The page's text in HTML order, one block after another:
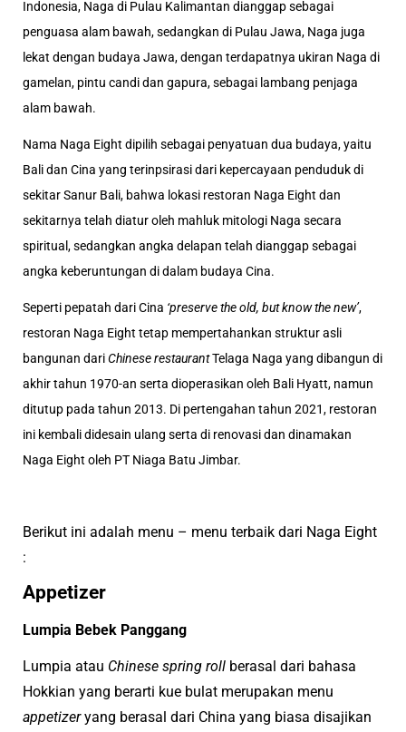
Indonesia, Naga di Pulau Kalimantan dianggap sebagai
penguasa alam bawah, sedangkan di Pulau Jawa, Naga juga
lekat dengan budaya Jawa, dengan terdapatnya ukiran Naga di
gamelan, pintu candi dan gapura, sebagai lambang penjaga
alam bawah.
Nama Naga Eight dipilih sebagai penyatuan dua budaya, yaitu
Bali dan Cina yang terinpsirasi dari kepercayaan penduduk di
sekitar Sanur Bali, bahwa lokasi restoran Naga Eight dan
sekitarnya telah diatur oleh mahluk mitologi Naga secara
spiritual, sedangkan angka delapan telah dianggap sebagai
angka keberuntungan di dalam budaya Cina.
Seperti pepatah dari Cina ‘preserve the old, but know the new’,
restoran Naga Eight tetap mempertahankan struktur asli
bangunan dariChinese restaurantTelaga Naga yang dibangun di
akhir tahun 1970-an serta dioperasikan oleh Bali Hyatt, namun
ditutup pada tahun 2013. Di pertengahan tahun 2021, restoran
ini kembali didesain ulang serta di renovasi dan dinamakan
Naga Eight oleh PT Niaga Batu Jimbar.
Berikut ini adalah menu – menu terbaik dari Naga Eight
:
Appetizer
Lumpia Bebek Panggang
Lumpia atau Chinese spring roll berasal dari bahasa
Hokkian yang berarti kue bulat merupakan menu
appetizeryang berasal dari China yang biasa disajikan